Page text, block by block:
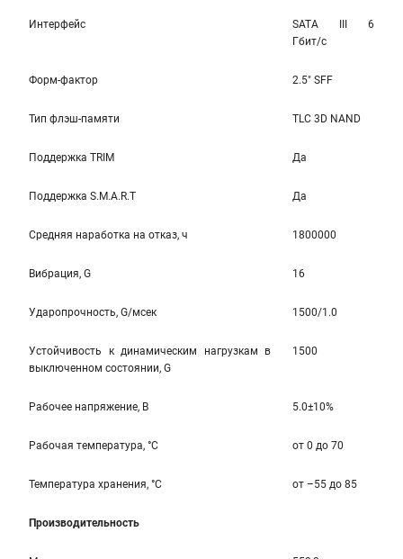
Интерфейс
SATA III 6
Гбит/c
Форм-фактор 2.5" SFF
Тип флэш-памяти TLC 3D NAND
Поддержка TRIM Да
Поддержка S.M.A.R.T Да
Средняя наработка на отказ, ч 1800000
Вибрация, G 16
Ударопрочность, G/мсек 1500/1.0
Устойчивость к динамическим нагрузкам в
выключенном состоянии, G
1500
Рабочее напряжение, В 5.0±10%
Рабочая температура, °С от 0 до 70
Температура хранения, °С от –55 до 85
Производительность